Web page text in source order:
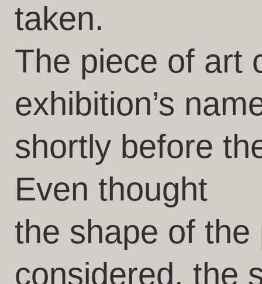
taken.
The piece of art
exhibition’s
shortly before
Even thought
the shape of
considered, the